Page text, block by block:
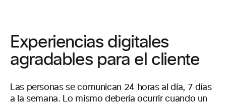
Experiencias digitales
agradables para el cliente
Las personas se comunican 24 horas al día, 7 días
a la semana. Lo mismo debería ocurrir cuando un